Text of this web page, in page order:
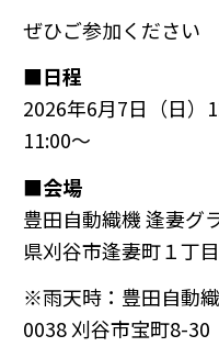
ぜひご参加ください
■日程
2026年6月7日（日
11:00〜
■会場
豊田自動織機 逢妻
県刈谷市逢妻町１丁
※雨天時：豊田自動
0038 刈谷市宝町8-30